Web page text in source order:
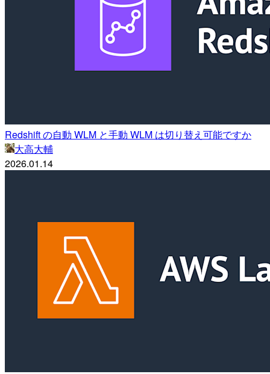
Redshift の自動 WLM と手動 WLM は切り替え可能ですか
大高大輔
2026.01.14